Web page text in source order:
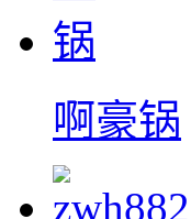
啊豪锅